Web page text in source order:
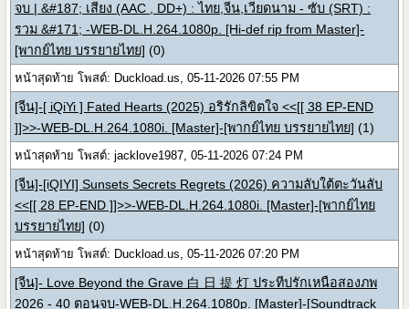
จบ | &#187; เสียง (AAC , DD+) : ไทย,จีน,เวียดนาม - ซับ (SRT) :
รวม &#171; -WEB-DL.H.264.1080p. [Hi-def rip from Master]-
[พากย์ไทย บรรยายไทย] (0)
หน้าสุดท้าย โพสต์: Duckload.us, 05-11-2026 07:55 PM
[จีน]-[ iQiYi ] Fated Hearts (2025) อริรักลิขิตใจ <<[[ 38 EP-END
]]>>-WEB-DL.H.264.1080i. [Master]-[พากย์ไทย บรรยายไทย] (1)
หน้าสุดท้าย โพสต์: jacklove1987, 05-11-2026 07:24 PM
[จีน]-[iQIYI] Sunsets Secrets Regrets (2026) ความลับใต้ตะวันลับ
<<[[ 28 EP-END ]]>>-WEB-DL.H.264.1080i. [Master]-[พากย์ไทย
บรรยายไทย] (0)
หน้าสุดท้าย โพสต์: Duckload.us, 05-11-2026 07:20 PM
[จีน]- Love Beyond the Grave 白 日 提 灯 ประทีปรักเหนือสองภพ
2026 - 40 ตอนจบ-WEB-DL.H.264.1080p. [Master]-[Soundtrack